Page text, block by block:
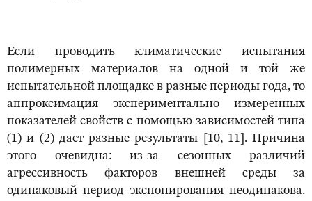
Если проводить климатические испытания
полимерных материалов на одной и той же
испытательной площадке в разные периоды года, то
аппроксимация экспериментально измеренных
показателей свойств с помощью зависимостей типа
(1) и (2) дает разные результаты [10, 11]. Причина
этого очевидна: из-за сезонных различий
агрессивность факторов внешней среды за
одинаковый период экспонирования неодинакова.